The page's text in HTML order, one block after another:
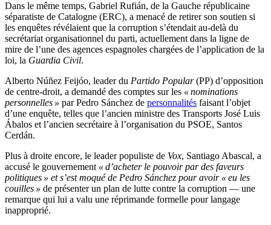
Dans le même temps, Gabriel Rufián, de la Gauche républicaine
séparatiste de Catalogne (ERC), a menacé de retirer son soutien si
les enquêtes révélaient que la corruption s’étendait au-delà du
secrétariat organisationnel du parti, actuellement dans la ligne de
mire de l’une des agences espagnoles chargées de l’application de la
loi, la Guardia Civil.
Alberto Núñez Feijóo, leader du Partido Popular(PP) d’opposition
de centre-droit, a demandé des comptes sur les « nominations
personnelles » par Pedro Sánchez de personnalités faisant l’objet
d’une enquête, telles que l’ancien ministre des Transports José Luis
Ábalos et l’ancien secrétaire à l’organisation du PSOE, Santos
Cerdán.
Plus à droite encore, le leader populiste de Vox, Santiago Abascal, a
accusé le gouvernement « d’acheter le pouvoir par des faveurs
politiques » et s’est moqué de Pedro Sánchez pour avoir « eu les
couilles » de présenter un plan de lutte contre la corruption — une
remarque qui lui a valu une réprimande formelle pour langage
inapproprié.